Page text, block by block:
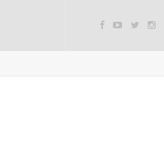
   